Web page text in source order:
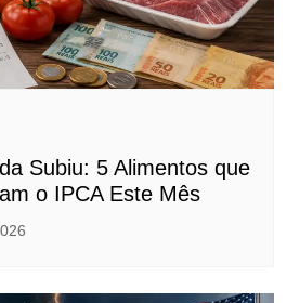
Subiu: 5 Alimentos que
o IPCA Este Mês